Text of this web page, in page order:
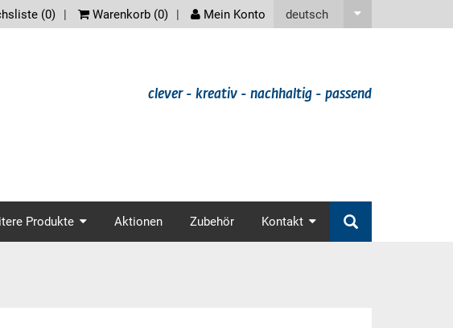
deutsch
(0) Warenkorb (0) Mein Konto
clever - kreativ - nachhaltig - passend
Produkte Aktionen Zubehör Kontakt